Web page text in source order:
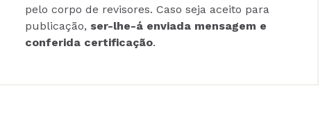
pelo corpo de revisores. Caso seja aceito para
publicação, ser-lhe-á enviada mensagem e
conferida certificação.